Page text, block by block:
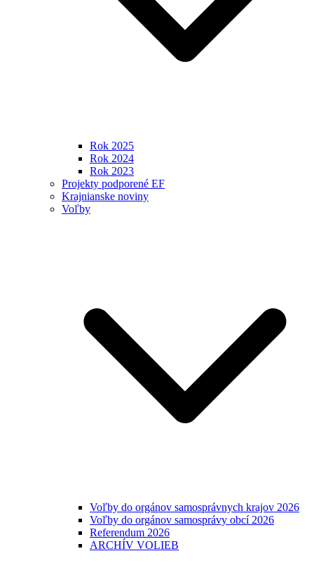
Rok 2025
Rok 2024
Rok 2023
Projekty podporené EF
Krajnianske noviny
Voľby
Voľby do orgánov samosprávnych krajov 2026
Voľby do orgánov samosprávy obcí 2026
Referendum 2026
ARCHÍV VOLIEB